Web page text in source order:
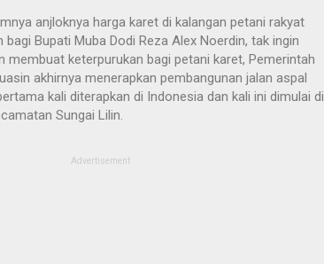
anjloknya harga karet di kalangan petani rakyat
Bupati Muba Dodi Reza Alex Noerdin, tak ingin
membuat keterpurukan bagi petani karet, Pemerintah
akhirnya menerapkan pembangunan jalan aspal
kali diterapkan di Indonesia dan kali ini dimulai di
Sungai Lilin.
Advertisement